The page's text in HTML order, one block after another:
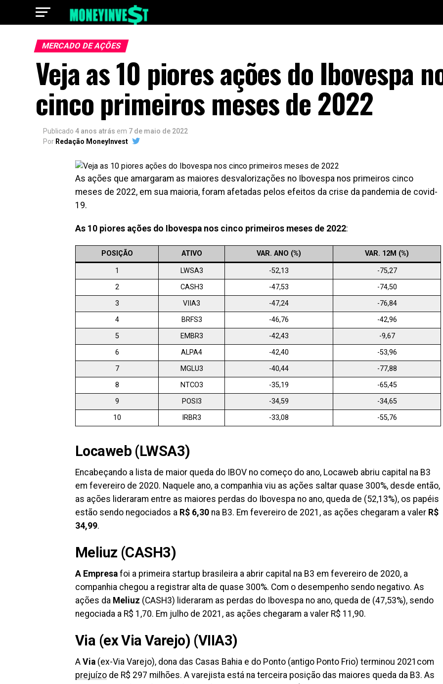
MERCADO DE AÇÕES
Veja as 10 piores ações do Ibovespa
cinco primeiros meses de 2022
Publicado 4 anos atrás em 7 de maio de 2022
Por Redação MoneyInvest
As ações que amargaram as maiores desvalorizações no Ibovespa nos primeiros cinco
meses de 2022, em sua maioria, foram afetadas pelos efeitos da crise da pandemia de covid-
19.
As 10 piores ações do Ibovespa nos cinco primeiros meses de 2022:
POSIÇÃO ATIVO VAR. ANO (%) VAR. 12M (%)
1 LWSA3 -52,13
-75,27
2
CASH3 -47,53
-74,50
3
VIIA3 -47,24
-76,84
4
BRFS3 -46,76
-42,96
5
EMBR3 -42,43
-9,67
6
ALPA4 -42,40
-53,96
7
MGLU3 -40,44
-77,88
8
NTCO3 -35,19
-65,45
9
POSI3 -34,59
-34,65
10
IRBR3 -33,08 -55,76
Locaweb (LWSA3)
Encabeçando a lista de maior queda do IBOV no começo do ano, Locaweb abriu capital na B3
em fevereiro de 2020. Naquele ano, a companhia viu as ações saltar quase 300%, desde então,
as ações lideraram entre as maiores perdas do Ibovespa no ano, queda de (52,13%), os papéis
estão sendo negociados a R$ 6,30 na B3. Em fevereiro de 2021, as ações chegaram a valer R$
34,99.
Meliuz (CASH3)
A Empresa foi a primeira startup brasileira a abrir capital na B3 em fevereiro de 2020, a
companhia chegou a registrar alta de quase 300%. Com o desempenho sendo negativo. As
ações da Meliuz (CASH3) lideraram as perdas do Ibovespa no ano, queda de (47,53%), sendo
negociada a R$ 1,70. Em julho de 2021, as ações chegaram a valer R$ 11,90.
Via (ex Via Varejo) (VIIA3)
A Via (ex-Via Varejo), dona das Casas Bahia e do Ponto (antigo Ponto Frio) terminou 2021com
prejuízo de R$ 297 milhões. A varejista está na terceira posição das maiores queda da B3. As